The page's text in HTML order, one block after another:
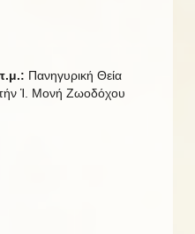
Πανηγυρική Θεία
τήν Ἱ. Μονή Ζωοδόχου